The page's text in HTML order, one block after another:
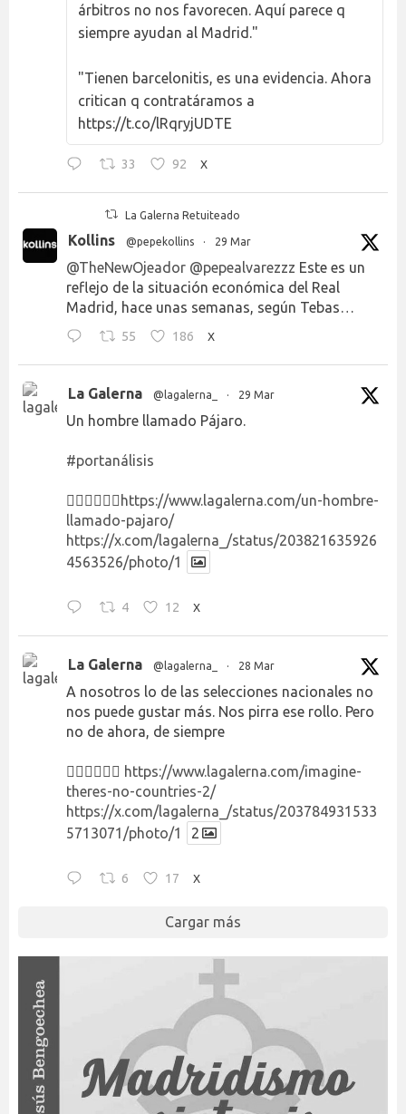
árbitros no nos favorecen. Aquí parece q
siempre ayudan al Madrid."
"Tienen barcelonitis, es una evidencia. Ahora
critican q contratáramos a
https://t.co/lRqryjUDTE
33 92 X
La Galerna Retuiteado
Kollins @pepekollins · 29 Mar
@TheNewOjeador @pepealvarezzz Este es un
reflejo de la situación económica del Real
Madrid, hace unas semanas, según Tebas…
55 186 X
La Galerna @lagalerna_ · 29 Mar
Un hombre llamado Pájaro.
#portanálisis
👉🏻👉🏻👉🏻 https://www.lagalerna.com/un-hombre-
llamado-pajaro/
https://x.com/lagalerna_/status/203821635926
4563526/photo/1
4 12 X
La Galerna @lagalerna_ · 28 Mar
A nosotros lo de las selecciones nacionales no
nos puede gustar más. Nos pirra ese rollo. Pero
no de ahora, de siempre
👉🏻👉🏻👉🏻 https://www.lagalerna.com/imagine-
theres-no-countries-2/
https://x.com/lagalerna_/status/203784931533
5713071/photo/1
2
6 17 X
Cargar más